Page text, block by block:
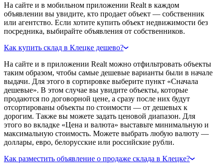
На сайте и в мобильном приложении Realt в каждом
объявлении вы увидите, кто продает объект — собственник
или агентство. Если хотите купить объект недвижимости без
посредника, выбирайте объявления от собственников.
Как купить склад в Клецке дешево?
На сайте и в приложении Realt можно отфильтровать объекты
таким образом, чтобы самые дешевые варианты были в начале
выдачи. Для этого в сортировке выберите пункт «Сначала
дешевые». В этом случае вы увидите объекты, которые
продаются по договорной цене, а сразу после них будут
отсортированы объекты по стоимости — от дешевых к
дорогим. Также вы можете задать ценовой диапазон. Для
этого во вкладке «Цена и валюта» выставьте минимальную и
максимальную стоимость. Можете выбрать любую валюту —
доллары, евро, белорусские или российские рубли.
Как разместить объявление о продаже склада в Клецке?